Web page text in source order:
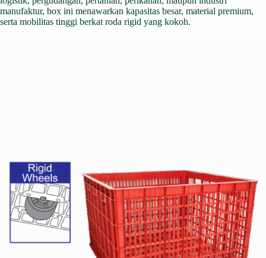
manufaktur, box ini menawarkan kapasitas besar, material premium,
serta mobilitas tinggi berkat roda rigid yang kokoh.